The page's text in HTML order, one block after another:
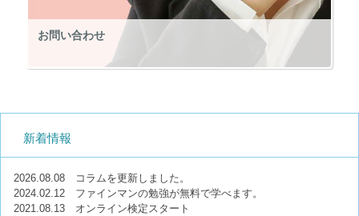
お問い合わせ
新着情報
2026.08.08
コラムを更新しました。
2024.02.12
ファインマンの勉強が無料で学べます。
2021.08.13
オンライン検定スタート